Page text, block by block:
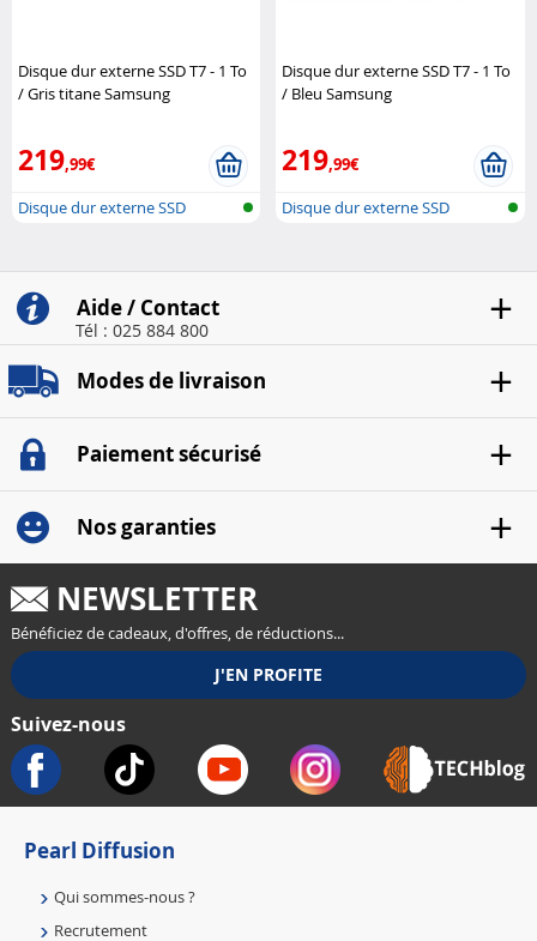
Disque dur externe SSD T7 - 1 To
/ Gris titane Samsung
219,99€
Disque dur externe SSD
Disque dur externe SSD T7 - 1 To
/ Bleu Samsung
219,99€
Disque dur externe SSD
Aide / Contact
Tél : 025 884 800
Modes de livraison
Paiement sécurisé
Nos garanties
NEWSLETTER
Bénéficiez de cadeaux, d'offres, de réductions...
Suivez-nous
Pearl Diffusion
Qui sommes-nous ?
Recrutement